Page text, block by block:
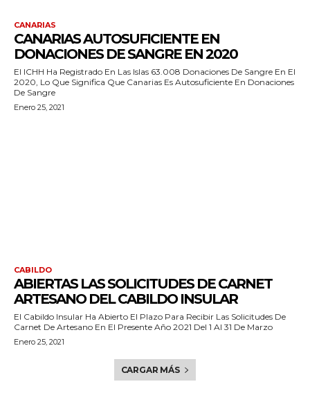
CANARIAS
CANARIAS AUTOSUFICIENTE EN
DONACIONES DE SANGRE EN 2020
El ICHH Ha Registrado En Las Islas 63.008 Donaciones De Sangre En El
2020, Lo Que Significa Que Canarias Es Autosuficiente En Donaciones
De Sangre
Enero 25, 2021
CABILDO
ABIERTAS LAS SOLICITUDES DE CARNET
ARTESANO DEL CABILDO INSULAR
El Cabildo Insular Ha Abierto El Plazo Para Recibir Las Solicitudes De
Carnet De Artesano En El Presente Año 2021 Del 1 Al 31 De Marzo
Enero 25, 2021
CARGAR MÁS